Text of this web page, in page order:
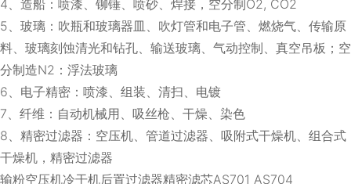
4、造船：喷漆、铆锤、喷砂、焊接，空分制O2, CO2
5、玻璃：吹瓶和玻璃器皿、吹灯管和电子管、燃烧气、传输原
料、玻璃刻蚀清光和钻孔、输送玻璃、气动控制、真空吊板；空
分制造N2：浮法玻璃
6、电子精密：喷漆、组装、清扫、电镀
7、纤维：自动机械用、吸丝枪、干燥、染色
8、精密过滤器：空压机、管道过滤器、吸附式干燥机、组合式
干燥机，精密过滤器
输粉空压机冷干机后置过滤器精密滤芯AS701 AS704